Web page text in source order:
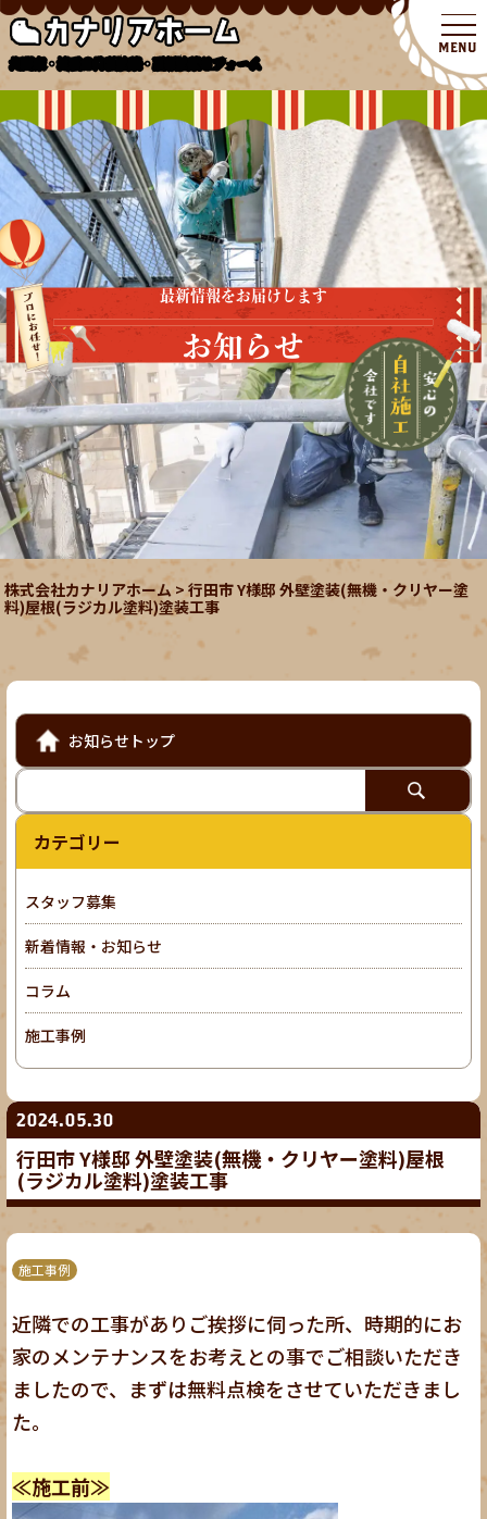
北関東・埼玉の外壁塗装・屋根塗装リフォーム
最新情報をお届けします
お知らせ
株式会社カナリアホーム>行田市 Y様邸 外壁塗装(無機・クリヤー塗
料)屋根(ラジカル塗料)塗装工事
2024.05.30
行田市 Y様邸 外壁塗装(無機・クリヤー塗料)屋根
(ラジカル塗料)塗装工事
施工事例
近隣での工事がありご挨拶に伺った所、時期的にお
家のメンテナンスをお考えとの事でご相談いただき
ましたので、まずは無料点検をさせていただきまし
た。
≪施工前≫
お知らせトップ
カテゴリー
スタッフ募集
新着情報・お知らせ
コラム
施工事例